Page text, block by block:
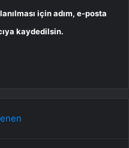
için adım, e-posta
kaydedilsin.